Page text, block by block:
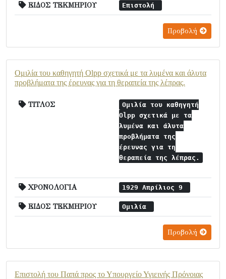
ΕΙΔΟΣ ΤΕΚΜΗΡΙΟΥ Επιστολή
Προβολή
Ομιλία του καθηγητή Olpp σχετικά με τα λυμένα και άλυτα
προβλήματα της έρευνας για τη θεραπεία της λέπρας.
ΤΙΤΛΟΣ
Ομιλία του καθηγητή
Olpp σχετικά με τα
λυμένα και άλυτα
προβλήματα της
έρευνας για τη
θεραπεία της λέπρας.
ΧΡΟΝΟΛΟΓΙΑ 1929 Απρίλιος 9
ΕΙΔΟΣ ΤΕΚΜΗΡΙΟΥ Ομιλία
Προβολή
Επιστολή του Παπά προς το Υπουργείο Υγιεινής Πρόνοιας